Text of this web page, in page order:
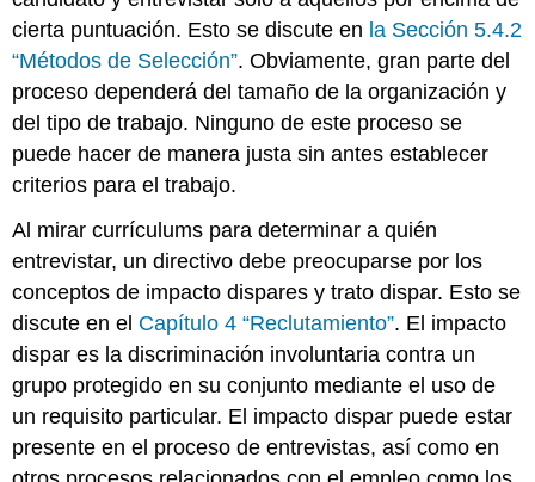
cierta puntuación. Esto se discute en la Sección 5.4.2
“Métodos de Selección”. Obviamente, gran parte del
proceso dependerá del tamaño de la organización y
del tipo de trabajo. Ninguno de este proceso se
puede hacer de manera justa sin antes establecer
criterios para el trabajo.
Al mirar currículums para determinar a quién
entrevistar, un directivo debe preocuparse por los
conceptos de impacto dispares y trato dispar. Esto se
discute en el Capítulo 4 “Reclutamiento”. El impacto
dispar es la discriminación involuntaria contra un
grupo protegido en su conjunto mediante el uso de
un requisito particular. El impacto dispar puede estar
presente en el proceso de entrevistas, así como en